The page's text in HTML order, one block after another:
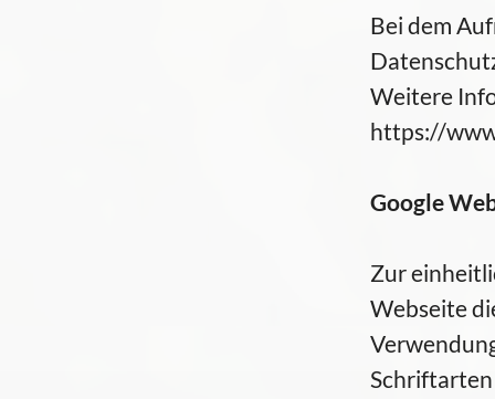
Bei dem
Weitere
https://
Google
Zur
Webseite